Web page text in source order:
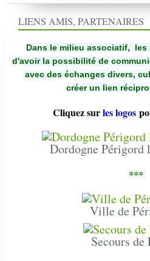
LIENS AMIS, PARTENAIRES
Dans le milieu associatif, les
d'avoir la possibilité de
avec des échanges divers,
créer un lien
Cliquez surles logos
Dordogne Périgord
***
Ville de
Secours de